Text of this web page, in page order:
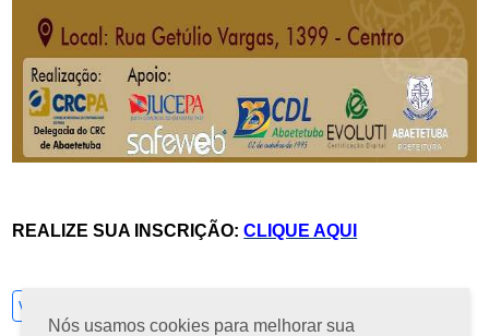
REALIZE SUA INSCRIÇÃO:CLIQUE AQUI
Ver todos
Nós usamos cookies para melhorar sua